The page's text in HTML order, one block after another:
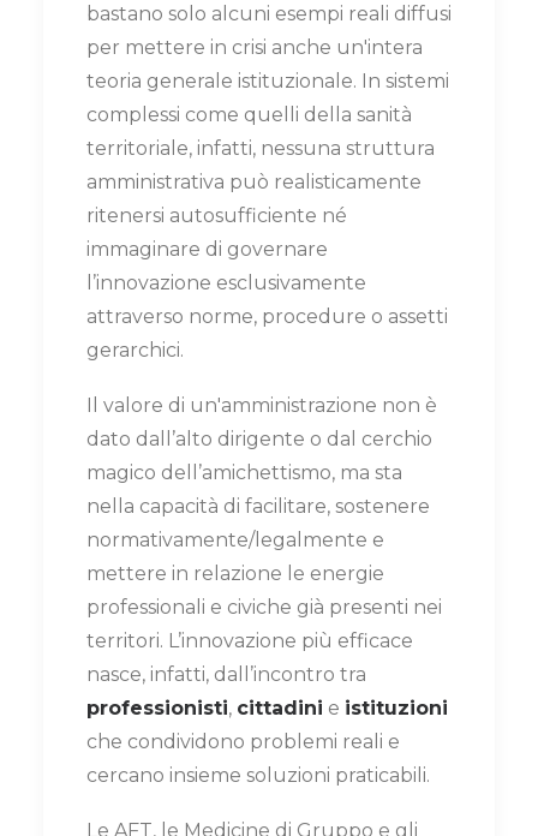
bastano solo alcuni esempi reali diffusi
per mettere in crisi anche un'intera
teoria generale istituzionale. In sistemi
complessi come quelli della sanità
territoriale, infatti, nessuna struttura
amministrativa può realisticamente
ritenersi autosufficiente né
immaginare di governare
l’innovazione esclusivamente
attraverso norme, procedure o assetti
gerarchici.
Il valore di un'amministrazione non è
dato dall’alto dirigente o dal cerchio
magico dell’amichettismo, ma sta
nella capacità di facilitare, sostenere
normativamente/legalmente e
mettere in relazione le energie
professionali e civiche già presenti nei
territori. L’innovazione più efficace
nasce, infatti, dall’incontro tra
professionisti, cittadini e istituzioni
che condividono problemi reali e
cercano insieme soluzioni praticabili.
Le AFT, le Medicine di Gruppo e gli